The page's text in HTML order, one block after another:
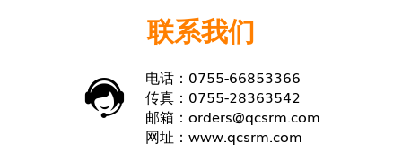
联系我们
电话：0755-66853366
传真：0755-28363542
邮箱： orders@qcsrm.com
网址： www.qcsrm.com